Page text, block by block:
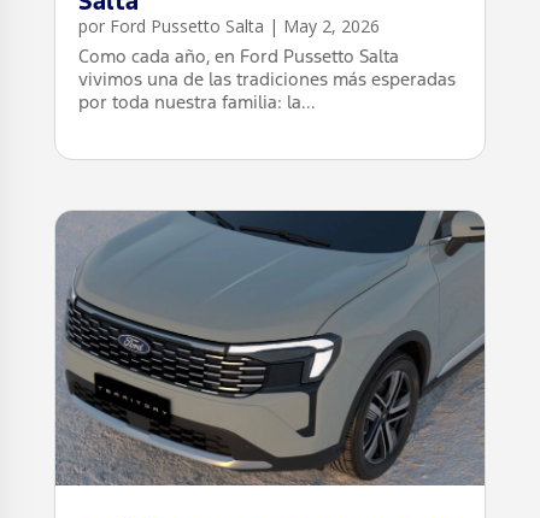
por Ford Pussetto Salta | May 2, 2026
Como cada año, en Ford Pussetto Salta
vivimos una de las tradiciones más esperadas
por toda nuestra familia: la...